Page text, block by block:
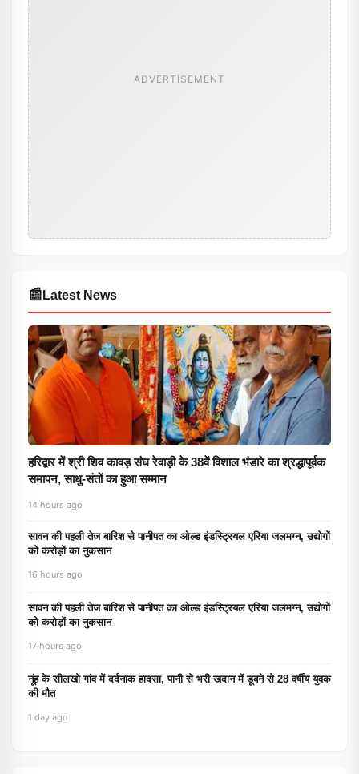
ADVERTISEMENT
📰 Latest News
हरिद्वार में श्री शिव कावड़ संघ रेवाड़ी के 38वें विशाल भंडारे का श्रद्धापूर्वक
समापन, साधु-संतों का हुआ सम्मान
14 hours ago
सावन की पहली तेज बारिश से पानीपत का ओल्ड इंडस्ट्रियल एरिया जलमग्न, उद्योगों
को करोड़ों का नुकसान
16 hours ago
सावन की पहली तेज बारिश से पानीपत का ओल्ड इंडस्ट्रियल एरिया जलमग्न, उद्योगों
को करोड़ों का नुकसान
17 hours ago
नूंह के सीलखो गांव में दर्दनाक हादसा, पानी से भरी खदान में डूबने से 28 वर्षीय युवक
की मौत
1 day ago